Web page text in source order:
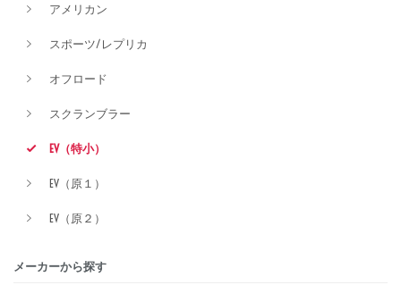
アメリカン
スポーツ/レプリカ
オフロード
スクランブラー
EV（特小）
EV（原１）
EV（原２）
メーカーから探す